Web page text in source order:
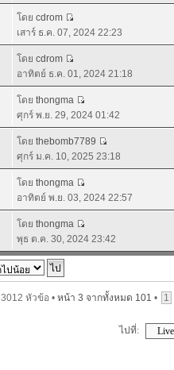
โดย cdrom
เสาร์ ธ.ค. 07, 2024 22:23
โดย cdrom
อาทิตย์ ธ.ค. 01, 2024 21:18
โดย thongma
ศุกร์ พ.ย. 29, 2024 01:42
โดย thebomb7789
ศุกร์ ม.ค. 10, 2025 23:18
โดย thongma
อาทิตย์ พ.ย. 03, 2024 22:57
โดย thongma
พุธ ต.ค. 30, 2024 23:42
3012 หัวข้อ • หน้า 3 จากทั้งหมด 101 • 1
ไปที่: